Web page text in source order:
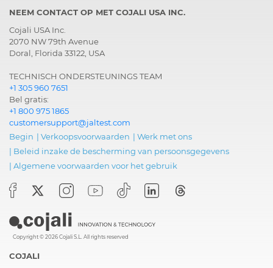
NEEM CONTACT OP MET COJALI USA INC.
Cojali USA Inc.
2070 NW 79th Avenue
Doral, Florida 33122, USA
TECHNISCH ONDERSTEUNINGS TEAM
+1 305 960 7651
Bel gratis:
+1 800 975 1865
customersupport@jaltest.com
Begin | Verkoopsvoorwaarden | Werk met ons
| Beleid inzake de bescherming van persoonsgegevens
| Algemene voorwaarden voor het gebruik
Copyright © 2026 Cojali S.L. All rights reserved
COJALI